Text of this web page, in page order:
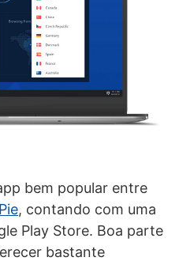
bem popular entre
, contando com uma
Play Store. Boa parte
bastante